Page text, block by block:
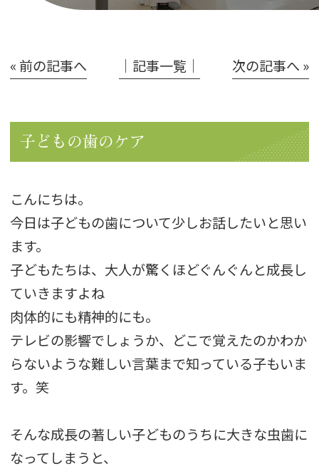
« 前の記事へ │記事一覧│ 次の記事へ »
子どもの歯のケア
こんにちは。
今日は子どもの歯について少しお話したいと思い
ます。
子どもたちは、大人が驚くほどぐんぐんと成長し
ていきますよね
肉体的にも精神的にも。
テレビの影響でしょうか、どこで覚えたのかわか
らないような難しい言葉まで知っている子もいま
す。笑
そんな成長の著しい子どものうちに大きな虫歯に
なってしまうと、